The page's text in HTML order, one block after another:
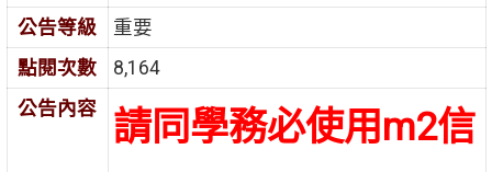
公告等級
重要
點閱次數
8,164
公告內容
請同學務必使用m2信